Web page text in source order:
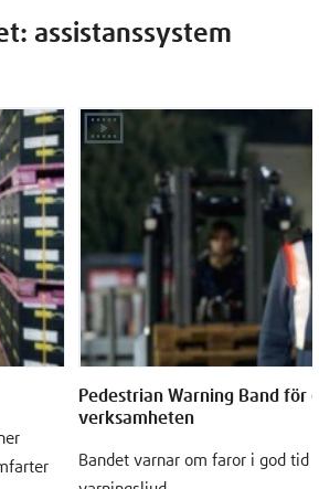
assistanssystem
Pedestrian Warning Band för
verksamheten
Bandet varnar om faror i god tid